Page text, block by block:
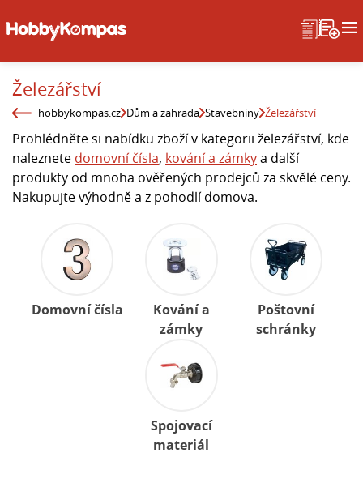
Železářství
hobbykompas.cz Dům a zahrada Stavebniny Železářství
Prohlédněte si nabídku zboží v kategorii železářství, kde
naleznete domovní čísla, kování a zámkya další
produkty od mnoha ověřených prodejců za skvělé ceny.
Nakupujte výhodně a z pohodlí domova.
Domovní čísla
Kování a
zámky
Poštovní
schránky
Spojovací
materiál